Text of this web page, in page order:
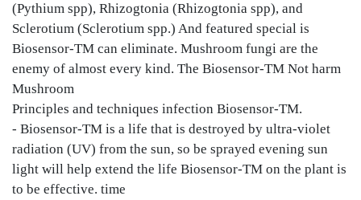
(Pythium spp), Rhizogtonia (Rhizogtonia spp), and
Sclerotium (Sclerotium spp.) And featured special is
Biosensor-TM can eliminate. Mushroom fungi are the
enemy of almost every kind. The Biosensor-TM Not harm
Mushroom
Principles and techniques infection Biosensor-TM.
- Biosensor-TM is a life that is destroyed by ultra-violet
radiation (UV) from the sun, so be sprayed evening sun
light will help extend the life Biosensor-TM on the plant is
to be effective. time